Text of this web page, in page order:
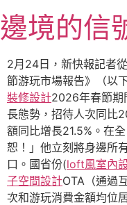
至
主
要
內
容
邊境的信
2月24日，新快報記者
節游玩市場報告》（以
裝修設計2026年春節期
長態勢，招待人次同比
額同比增長21.5%。在
恕！」他立刻將身邊所
口。國省份(loft風室內
子空間設計OTA（通過
次和游玩消費金額均位